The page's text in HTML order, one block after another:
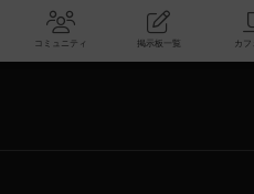
ボードゲーム会 コミュニティ 掲示